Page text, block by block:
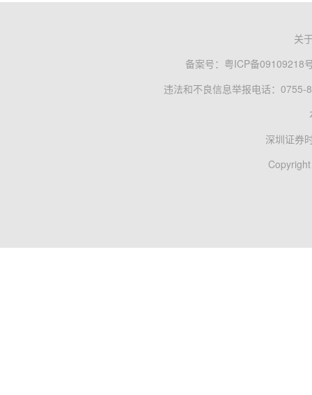
关
备案号： 粤ICP备09109218
违法和不良信息举报电话：0755-
深圳证券